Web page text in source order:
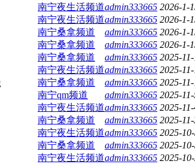
南宁夜生活频道admin333665 2026-1-
南宁夜生活频道admin333665 2026-1-
南宁桑拿频道 admin333665 2026-1-
南宁桑拿频道 admin333665 2026-1-
南宁桑拿频道 admin333665 2025-
南宁夜生活频道admin333665 2025-
南宁桑拿频道 admin333665 2025-11-
南宁qm频道 admin333665 2025-
南宁夜生活频道admin333665 2025-
南宁桑拿频道 admin333665 2025-
南宁夜生活频道admin333665 2025-
南宁桑拿频道 admin333665 2025-
南宁夜生活频道admin333665 2025-